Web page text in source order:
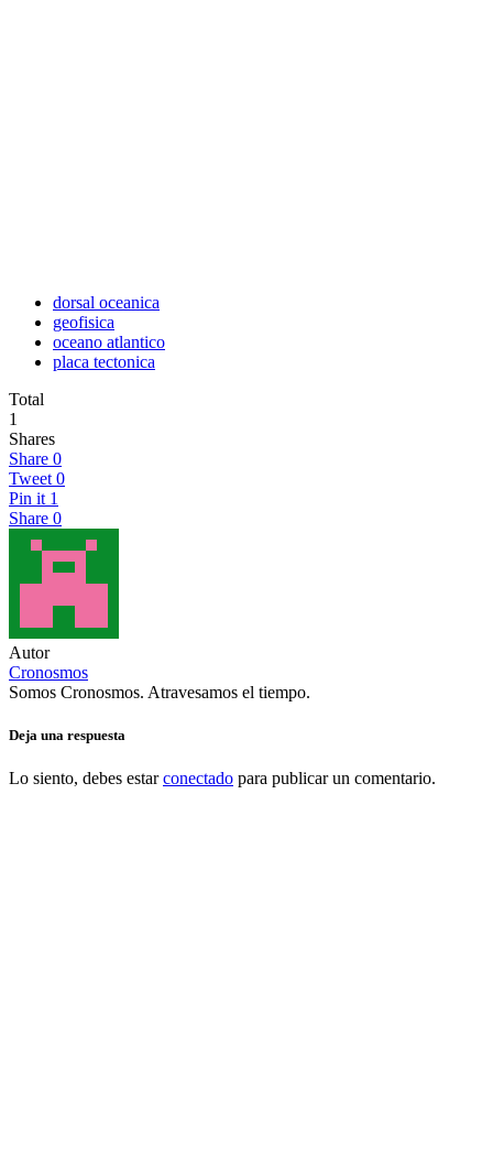
dorsal oceanica
geofisica
oceano atlantico
placa tectonica
Total
1
Shares
Share 0
Tweet 0
Pin it 1
Share 0
Autor
Cronosmos
Somos Cronosmos. Atravesamos el tiempo.
Deja una respuesta
Lo siento, debes estarconectado para publicar un comentario.